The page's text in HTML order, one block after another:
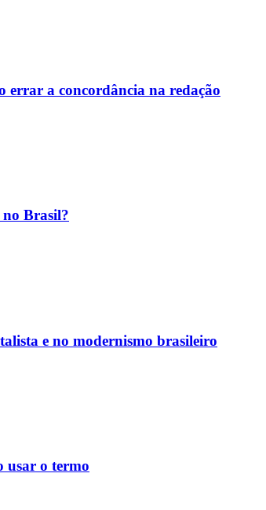
errar a concordância na redação
Brasil?
e no modernismo brasileiro
usar o termo